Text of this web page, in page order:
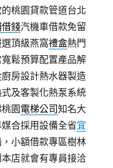
桃園貸款管道台北
錢汽機車借款免留
頂級燕窩禮盒熱門
鬆預算配置產品解
房設計熱水器製造
及客製化熱泵系統
園電梯公司知名大
合採用設備全省宜
小額借款專區樹林
店就會有專員接洽